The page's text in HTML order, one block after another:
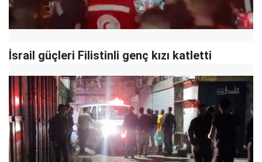
İsrail güçleri Filistinli genç kızı katletti